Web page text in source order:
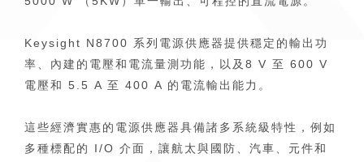
Keysight N8700 系列電源供應器提供穩定的輸出功
率、內建的電壓和電流量測功能，以及8 V 至 600 V
電壓和 5.5 A 至 400 A 的電流輸出能力。
這些經濟實惠的電源供應器具備諸多系統級特性，例如
多種標配的 I/O 介面，讓航太與國防、汽車、元件和